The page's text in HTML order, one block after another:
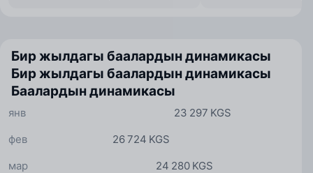
Бир жылдагы баалардын динамикасы
Бир жылдагы баалардын динамикасы
Баалардын динамикасы
23 297 KGS
янв
26 724 KGS
фев
24 280 KGS
мар